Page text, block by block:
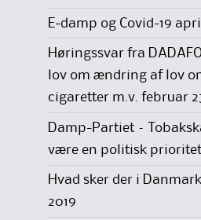
E-damp og Covid-19
Høringssvar fra
lov om ændring af lov
cigaretter m.v. februar
Damp-Partiet –
være en politisk
Hvad sker der i
2019